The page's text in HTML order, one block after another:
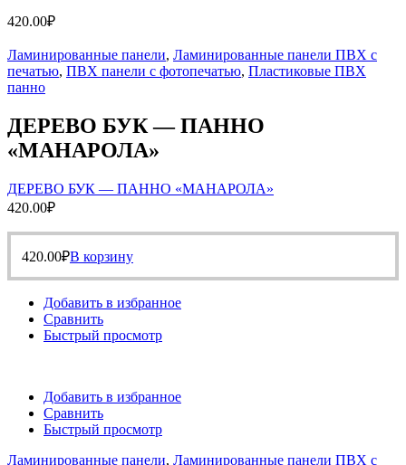
420.00₽
Ламинированные панели, Ламинированные панели ПВХ с
печатью, ПВХ панели с фотопечатью, Пластиковые ПВХ
панно
ДЕРЕВО БУК — ПАННО
«МАНАРОЛА»
ДЕРЕВО БУК — ПАННО «МАНАРОЛА»
420.00₽
420.00₽В корзину
Добавить в избранное
Сравнить
Быстрый просмотр
Добавить в избранное
Сравнить
Быстрый просмотр
Ламинированные панели, Ламинированные панели ПВХ с